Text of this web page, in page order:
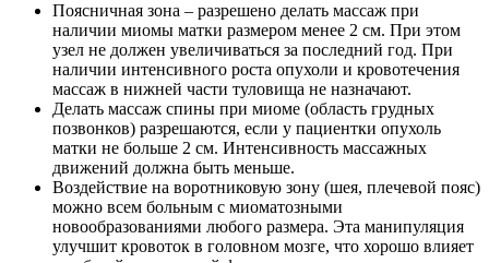
Поясничная зона – разрешено делать массаж при
наличии миомы матки размером менее 2 см. При этом
узел не должен увеличиваться за последний год. При
наличии интенсивного роста опухоли и кровотечения
массаж в нижней части туловища не назначают.
Делать массаж спины при миоме (область грудных
позвонков) разрешаются, если у пациентки опухоль
матки не больше 2 см. Интенсивность массажных
движений должна быть меньше.
Воздействие на воротниковую зону (шея, плечевой пояс)
можно всем больным с миоматозными
новообразованиями любого размера. Эта манипуляция
улучшит кровоток в головном мозге, что хорошо влияет